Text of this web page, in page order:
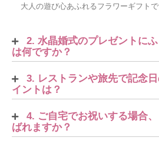
大人の遊び心あふれるフラワーギフトで
2. 水晶婚式のプレゼントに
は何ですか？
3. レストランや旅先で記念
イントは？
4. ご自宅でお祝いする場合
ばれますか？